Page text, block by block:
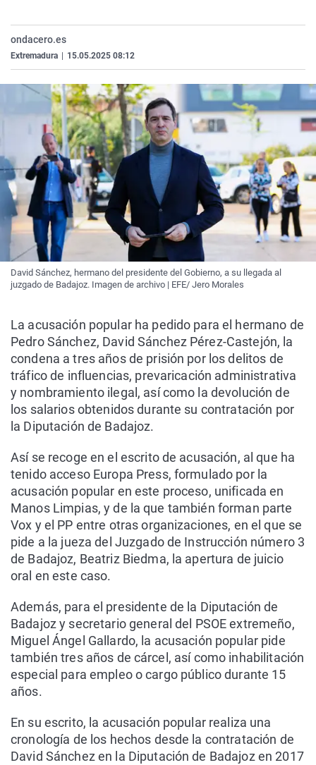
Operación Viuda
Navarra
País Vasco
ondacero.es
Extremadura 15.05.2025 08:12
David Sánchez, hermano del presidente del Gobierno, a su llegada al
juzgado de Badajoz. Imagen de archivo | EFE/ Jero Morales
La acusación popular ha pedido para el hermano de
Pedro Sánchez, David Sánchez Pérez-Castejón, la
condena a tres años de prisión por los delitos de
tráfico de influencias, prevaricación administrativa
y nombramiento ilegal, así como la devolución de
los salarios obtenidos durante su contratación por
la Diputación de Badajoz.
Así se recoge en el escrito de acusación, al que ha
tenido acceso Europa Press, formulado por la
acusación popular en este proceso, unificada en
Manos Limpias, y de la que también forman parte
Vox y el PP entre otras organizaciones, en el que se
pide a la jueza del Juzgado de Instrucción número 3
de Badajoz, Beatriz Biedma, la apertura de juicio
oral en este caso.
Además, para el presidente de la Diputación de
Badajoz y secretario general del PSOE extremeño,
Miguel Ángel Gallardo, la acusación popular pide
también tres años de cárcel, así como inhabilitación
especial para empleo o cargo público durante 15
años.
En su escrito, la acusación popular realiza una
cronología de los hechos desde la contratación de
David Sánchez en la Diputación de Badajoz en 2017